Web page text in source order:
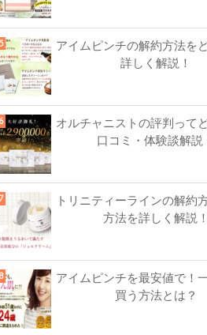
アイムピンチの解約方法を
詳しく解説！
オルチャニストの評判って
口コミ・体験談解説
トリニティーラインの解約
方法を詳しく解説！
アイムピンチを最安値で！
買う方法とは？